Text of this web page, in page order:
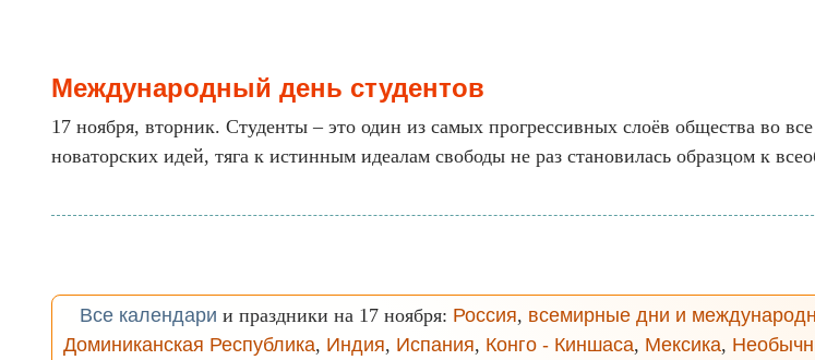
Международный день студентов
17 ноября, вторник. Студенты – это один из самых прогрессивных слоёв общества во
новаторских идей, тяга к истинным идеалам свободы не раз становилась образцом к
Все календари и праздники на 17 ноября: Россия, всемирные дни и
Доминиканская Республика, Индия, Испания, Конго - Киншаса, Мексика,